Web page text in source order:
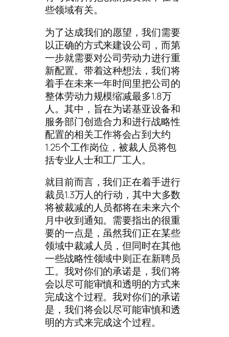
些领域有关。
为了达成我们的愿望，我们需要
以正确的方式来建设公司，而第
一步就需要对公司劳动力进行重
新配置。带着这种想法，我们将
着手在未来一年时间里把公司的
整体劳动力规模缩减最多1.8万
人。其中，旨在为诺基亚设备和
服务部门创造合力和进行战略性
配置的相关工作将会占到大约
1.25个工作岗位，被裁人员将包
括专业人士和工厂工人。
就目前而言，我们正在着手进行
裁员1.3万人的行动，其中大多数
将被裁减的人员都将在未来六个
月中收到通知。需要指出的很重
要的一点是，虽然我们正在某些
领域中裁减人员，但同时在其他
一些战略性领域中则正在新聘员
工。我对你们的承诺是，我们将
会以尽可能审慎和透明的方式来
完成这个过程。我对你们的承诺
是，我们将会以尽可能审慎和透
明的方式来完成这个过程。